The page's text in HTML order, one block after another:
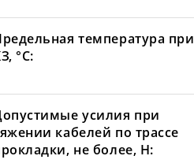
температура при
°С:
усилия при
кабелей по трассе
не более, Н: